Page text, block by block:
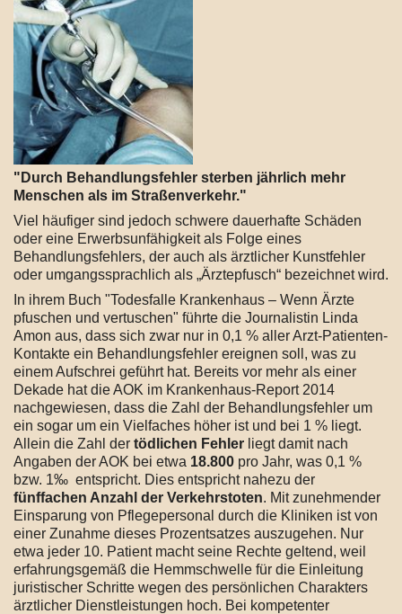
"Durch Behandlungsfehler sterben jährlich mehr
Menschen als im Straßenverkehr."
Viel häufiger sind jedoch schwere dauerhafte Schäden
oder eine Erwerbsunfähigkeit als Folge eines
Behandlungsfehlers, der auch als ärztlicher Kunstfehler
oder umgangssprachlich als „Ärztepfusch“ bezeichnet wird.
In ihrem Buch "Todesfalle Krankenhaus – Wenn Ärzte
pfuschen und vertuschen" führte die Journalistin Linda
Amon aus, dass sich zwar nur in 0,1 % aller Arzt-Patienten-
Kontakte ein Behandlungsfehler ereignen soll, was zu
einem Aufschrei geführt hat. Bereits vor mehr als einer
Dekade hat die AOK im Krankenhaus-Report 2014
nachgewiesen, dass die Zahl der Behandlungsfehler um
ein sogar um ein Vielfaches höher ist und bei 1 % liegt.
Allein die Zahl der tödlichen Fehler liegt damit nach
Angaben der AOK bei etwa 18.800 pro Jahr, was 0,1 %
bzw. 1‰ entspricht. Dies entspricht nahezu der
fünffachen Anzahl der Verkehrstoten. Mit zunehmender
Einsparung von Pflegepersonal durch die Kliniken ist von
einer Zunahme dieses Prozentsatzes auszugehen. Nur
etwa jeder 10. Patient macht seine Rechte geltend, weil
erfahrungsgemäß die Hemmschwelle für die Einleitung
juristischer Schritte wegen des persönlichen Charakters
ärztlicher Dienstleistungen hoch. Bei kompetenter